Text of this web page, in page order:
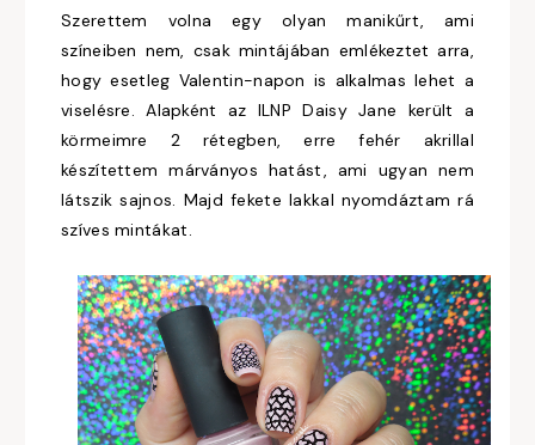
Szerettem volna egy olyan manikűrt, ami
színeiben nem, csak mintájában emlékeztet arra,
hogy esetleg Valentin-napon is alkalmas lehet a
viselésre. Alapként az ILNP Daisy Jane került a
körmeimre 2 rétegben, erre fehér akrillal
készítettem márványos hatást, ami ugyan nem
látszik sajnos. Majd fekete lakkal nyomdáztam rá
szíves mintákat.